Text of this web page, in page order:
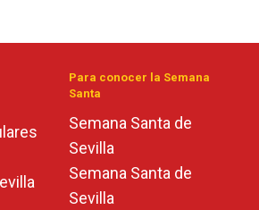
Para conocer la Semana
Santa
Semana Santa de
Sevilla
Semana Santa de
Sevilla